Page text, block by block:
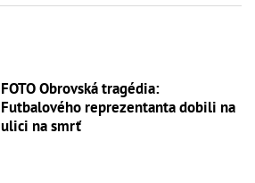
FOTO Obrovská tragédia:
Futbalového reprezentanta dobili na
ulici na smrť